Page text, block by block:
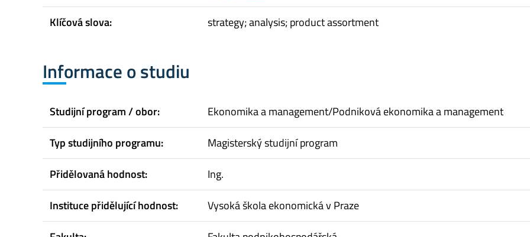
Klíčová slova:
strategy; analysis; product assortment
Informace o studiu
Studijní program / obor:
Ekonomika a management/Podniková ekonomika a management
Typ studijního programu:
Magisterský studijní program
Přidělovaná hodnost:
Ing.
Instituce přidělující hodnost:
Vysoká škola ekonomická v Praze